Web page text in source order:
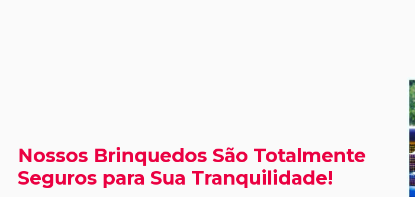
Nossos Brinquedos São Totalmente
Seguros para Sua Tranquilidade!